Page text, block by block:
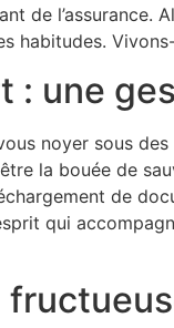
de
habitudes.
: une
noyer sous
la bouée de
de
qui